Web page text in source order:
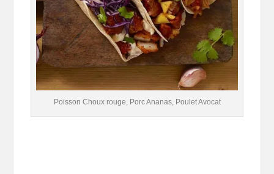
Poisson Choux rouge, Porc Ananas, Poulet Avocat